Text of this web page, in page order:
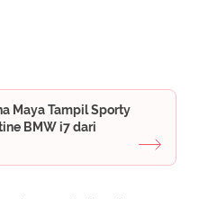
Maya Tampil Sporty
BMW i7 dari